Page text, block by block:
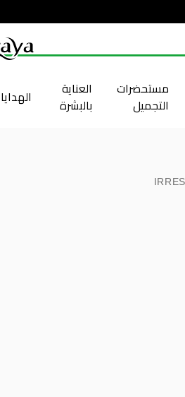
مستحضرات
التجميل
العناية
بالبشرة
الهدايا